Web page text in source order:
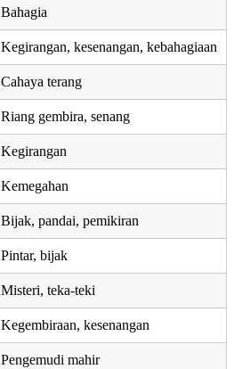
Bahagia
Kegirangan, kesenangan, kebahagiaan
Cahaya terang
Riang gembira, senang
Kegirangan
Kemegahan
Bijak, pandai, pemikiran
Pintar, bijak
Misteri, teka-teki
Kegembiraan, kesenangan
Pengemudi mahir